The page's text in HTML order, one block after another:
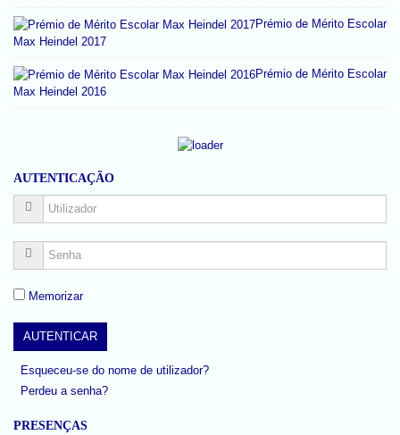
Prémio de Mérito Escolar
Max Heindel 2017
Prémio de Mérito Escolar
Max Heindel 2016
AUTENTICAÇÃO
Memorizar
Esqueceu-se do nome de utilizador?
Perdeu a senha?
PRESENÇAS